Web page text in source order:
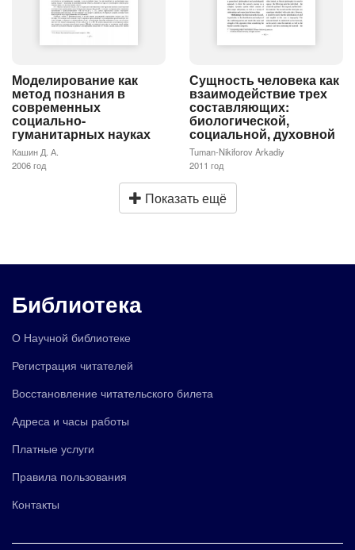
Моделирование как
метод познания в
современных
социально-
гуманитарных науках
Кашин Д. А.
2006 год
Сущность человека как
взаимодействие трех
составляющих:
биологической,
социальной, духовной
Tuman-Nikiforov Arkadiy
2011 год
Показать ещё
Библиотека
О Научной библиотеке
Регистрация читателей
Восстановление читательского билета
Адреса и часы работы
Платные услуги
Правила пользования
Контакты